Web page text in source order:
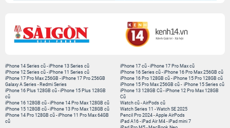
iPhone 14 Series cũ -iPhone 13 Series cũ
iPhone 12 Series cũ -iPhone 11 Series cũ
iPhone 17 Pro Max 256GB -iPhone 17 Pro 256GB
Galaxy A Series - Redmi Series
iPhone 17 cũ -iPhone 17 Pro Max cũ
iPhone 16 Series cũ - iPhone 16 Pro Max 256GB cũ
iPhone 16 Pro 128GB cũ -iPhone 15 Pro 128GB cũ
iPhone 15 Pro Max 256GB cũ - iPhone 15 Series cũ
iPhone 16 Plus 128GB cũ -iPhone 15 Plus 128GB
cũ
iPhone 16 128GB cũ -iPhone 14 Pro Max 128GB cũ
iPhone 15 128GB cũ -iPhone 13 Pro Max 128GB cũ
iPhone 14 Pro 128GB cũ -iPhone 11 Pro Max 64GB
cũ
iPhone 13 128GB Cũ -iPhone 12 Pro Max 128GB
Cũ
Watch cũ -AirPods cũ
Watch Series 11 -Watch SE 2025
Pencil Pro 2024 -Apple AirPods
iPad A16 -iPad Air M4 -iPad mini 7